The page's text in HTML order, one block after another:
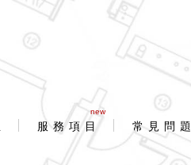
new
服 務 項 目 常 見 問 題